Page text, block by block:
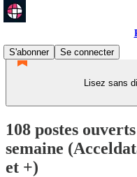
S'abonner
Se connecter
Lisez sans
108 postes
semaine
et +)